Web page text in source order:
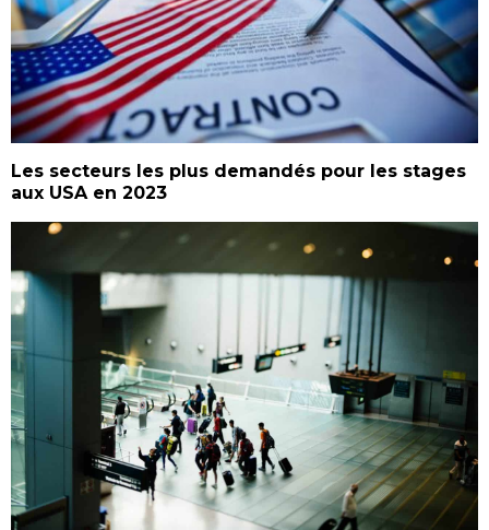
Les secteurs les plus demandés pour les stages
aux USA en 2023